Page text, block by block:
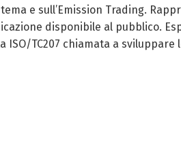
e sull’Emission Trading.
disponibile al pubblico.
TC207 chiamata a